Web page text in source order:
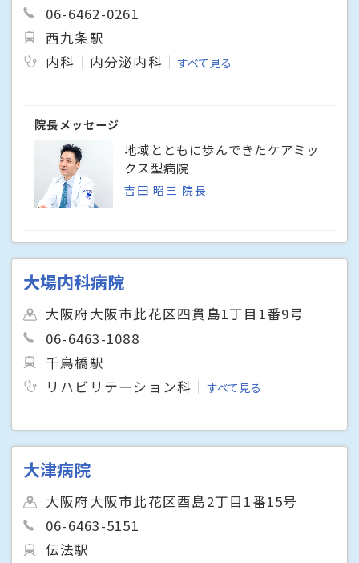
06-6462-0261
西九条駅
内科
内分泌内科 すべて見る
院長メッセージ
地域とともに歩んできたケアミッ
クス型病院
吉田 昭三 院長
大場内科病院
大阪府大阪市此花区四貫島1丁目1番9号
06-6463-1088
千鳥橋駅
リハビリテーション科
すべて見る
大津病院
大阪府大阪市此花区酉島2丁目1番15号
06-6463-5151
伝法駅